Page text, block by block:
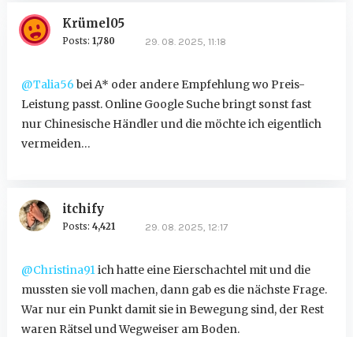
Krümel05
Posts: 1,780 29. 08. 2025, 11:18
@Talia56 bei A* oder andere Empfehlung wo Preis-
Leistung passt. Online Google Suche bringt sonst fast
nur Chinesische Händler und die möchte ich eigentlich
vermeiden…
itchify
Posts: 4,421 29. 08. 2025, 12:17
@Christina91ich hatte eine Eierschachtel mit und die
mussten sie voll machen, dann gab es die nächste Frage.
War nur ein Punkt damit sie in Bewegung sind, der Rest
waren Rätsel und Wegweiser am Boden.